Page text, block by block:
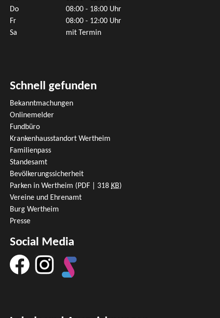
Do
08:00 - 18:00 Uhr
Fr
08:00 - 12:00 Uhr
Sa
mit Termin
Schnell gefunden
Bekanntmachungen
Onlinemelder
Fundbüro
Krankenhausstandort Wertheim
Familienpass
Standesamt
Bevölkerungssicherheit
Parken in Wertheim (PDF | 318 KB)
Vereine und Ehrenamt
Burg Wertheim
Presse
Social Media